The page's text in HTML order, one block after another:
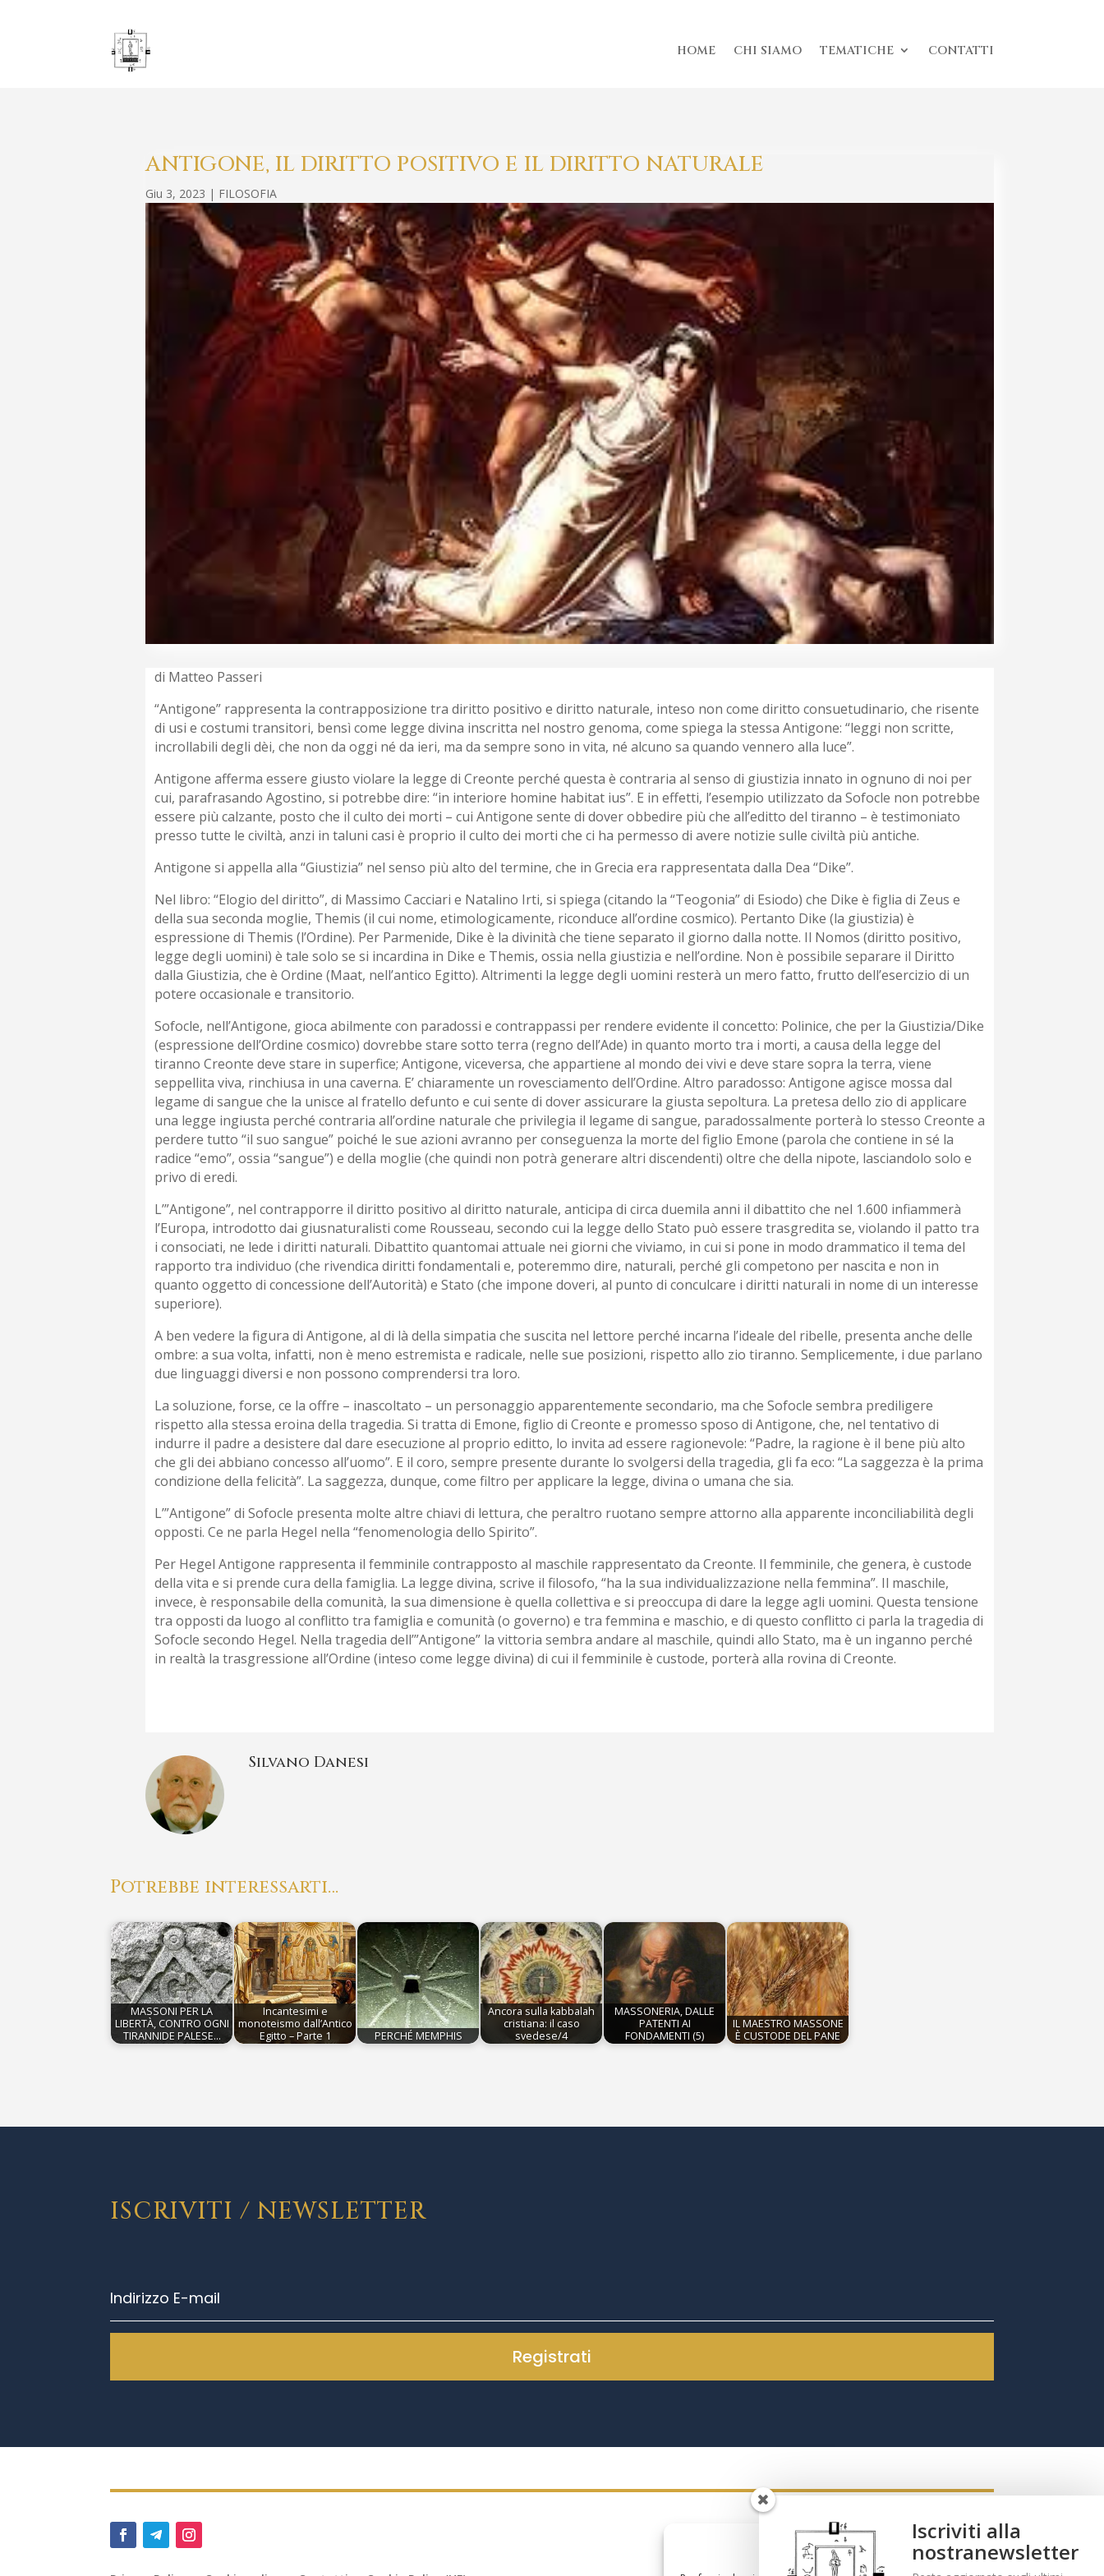
Gestisci Consenso Cookie
HOME CHI SIAMO TEMATICHE CONTATTI
ANTIGONE, IL DIRITTO POSITIVO E IL DIRITTO NATURALE
Giu 3, 2023 | FILOSOFIA
di Matteo Passeri
“Antigone” rappresenta la contrapposizione tra diritto positivo e diritto naturale, inteso non come diritto consuetudinario, che risente
di usi e costumi transitori, bensì come legge divina inscritta nel nostro genoma, come spiega la stessa Antigone: “leggi non scritte,
incrollabili degli dèi, che non da oggi né da ieri, ma da sempre sono in vita, né alcuno sa quando vennero alla luce”.
Antigone afferma essere giusto violare la legge di Creonte perché questa è contraria al senso di giustizia innato in ognuno di noi per
cui, parafrasando Agostino, si potrebbe dire: “in interiore homine habitat ius”. E in effetti, l’esempio utilizzato da Sofocle non potrebbe
essere più calzante, posto che il culto dei morti – cui Antigone sente di dover obbedire più che all’editto del tiranno – è testimoniato
presso tutte le civiltà, anzi in taluni casi è proprio il culto dei morti che ci ha permesso di avere notizie sulle civiltà più antiche.
Antigone si appella alla “Giustizia” nel senso più alto del termine, che in Grecia era rappresentata dalla Dea “Dike”.
Nel libro: “Elogio del diritto”, di Massimo Cacciari e Natalino Irti, si spiega (citando la “Teogonia” di Esiodo) che Dike è figlia di Zeus e
della sua seconda moglie, Themis (il cui nome, etimologicamente, riconduce all’ordine cosmico). Pertanto Dike (la giustizia) è
espressione di Themis (l’Ordine). Per Parmenide, Dike è la divinità che tiene separato il giorno dalla notte. Il Nomos (diritto positivo,
legge degli uomini) è tale solo se si incardina in Dike e Themis, ossia nella giustizia e nell’ordine. Non è possibile separare il Diritto
dalla Giustizia, che è Ordine (Maat, nell’antico Egitto). Altrimenti la legge degli uomini resterà un mero fatto, frutto dell’esercizio di un
potere occasionale e transitorio.
Sofocle, nell’Antigone, gioca abilmente con paradossi e contrappassi per rendere evidente il concetto: Polinice, che per la Giustizia/Dike
(espressione dell’Ordine cosmico) dovrebbe stare sotto terra (regno dell’Ade) in quanto morto tra i morti, a causa della legge del
tiranno Creonte deve stare in superfice; Antigone, viceversa, che appartiene al mondo dei vivi e deve stare sopra la terra, viene
seppellita viva, rinchiusa in una caverna. E’ chiaramente un rovesciamento dell’Ordine. Altro paradosso: Antigone agisce mossa dal
legame di sangue che la unisce al fratello defunto e cui sente di dover assicurare la giusta sepoltura. La pretesa dello zio di applicare
una legge ingiusta perché contraria all’ordine naturale che privilegia il legame di sangue, paradossalmente porterà lo stesso Creonte a
perdere tutto “il suo sangue” poiché le sue azioni avranno per conseguenza la morte del figlio Emone (parola che contiene in sé la
radice “emo”, ossia “sangue”) e della moglie (che quindi non potrà generare altri discendenti) oltre che della nipote, lasciandolo solo e
privo di eredi.
L’”Antigone”, nel contrapporre il diritto positivo al diritto naturale, anticipa di circa duemila anni il dibattito che nel 1.600 infiammerà
l’Europa, introdotto dai giusnaturalisti come Rousseau, secondo cui la legge dello Stato può essere trasgredita se, violando il patto tra
i consociati, ne lede i diritti naturali. Dibattito quantomai attuale nei giorni che viviamo, in cui si pone in modo drammatico il tema del
rapporto tra individuo (che rivendica diritti fondamentali e, poteremmo dire, naturali, perché gli competono per nascita e non in
quanto oggetto di concessione dell’Autorità) e Stato (che impone doveri, al punto di conculcare i diritti naturali in nome di un interesse
superiore).
A ben vedere la figura di Antigone, al di là della simpatia che suscita nel lettore perché incarna l’ideale del ribelle, presenta anche delle
ombre: a sua volta, infatti, non è meno estremista e radicale, nelle sue posizioni, rispetto allo zio tiranno. Semplicemente, i due parlano
due linguaggi diversi e non possono comprendersi tra loro.
La soluzione, forse, ce la offre – inascoltato – un personaggio apparentemente secondario, ma che Sofocle sembra prediligere
rispetto alla stessa eroina della tragedia. Si tratta di Emone, figlio di Creonte e promesso sposo di Antigone, che, nel tentativo di
indurre il padre a desistere dal dare esecuzione al proprio editto, lo invita ad essere ragionevole: “Padre, la ragione è il bene più alto
che gli dei abbiano concesso all’uomo”. E il coro, sempre presente durante lo svolgersi della tragedia, gli fa eco: “La saggezza è la prima
condizione della felicità”. La saggezza, dunque, come filtro per applicare la legge, divina o umana che sia.
L’”Antigone” di Sofocle presenta molte altre chiavi di lettura, che peraltro ruotano sempre attorno alla apparente inconciliabilità degli
opposti. Ce ne parla Hegel nella “fenomenologia dello Spirito”.
Per Hegel Antigone rappresenta il femminile contrapposto al maschile rappresentato da Creonte. Il femminile, che genera, è custode
della vita e si prende cura della famiglia. La legge divina, scrive il filosofo, “ha la sua individualizzazione nella femmina”. Il maschile,
invece, è responsabile della comunità, la sua dimensione è quella collettiva e si preoccupa di dare la legge agli uomini. Questa tensione
tra opposti da luogo al conflitto tra famiglia e comunità (o governo) e tra femmina e maschio, e di questo conflitto ci parla la tragedia di
Sofocle secondo Hegel. Nella tragedia dell’”Antigone” la vittoria sembra andare al maschile, quindi allo Stato, ma è un inganno perché
in realtà la trasgressione all’Ordine (inteso come legge divina) di cui il femminile è custode, porterà alla rovina di Creonte.
Silvano Danesi
Potrebbe interessarti…
MASSONI PER LA
LIBERTÀ, CONTRO OGNI
TIRANNIDE PALESE…
Incantesimi e
monoteismo dall’Antico
Egitto – Parte 1
PERCHÉ MEMPHIS
Ancora sulla kabbalah
cristiana: il caso
svedese/4
MASSONERIA, DALLE
PATENTI AI
FONDAMENTI (5)
IL MAESTRO MASSONE
È CUSTODE DEL PANE
ISCRIVITI / NEWSLETTER
Registrati
Iscriviti alla
nostranewsletter